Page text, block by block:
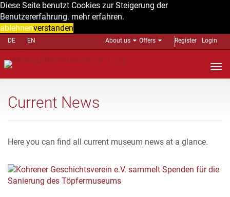
Diese Seite benutzt Cookies zur Steigerung der
Benutzererfahrung. mehr erfahren.
ablehnenverstanden
DE EN About us Offers Register Login
Current News
Here you can find all current museum news at a glance.